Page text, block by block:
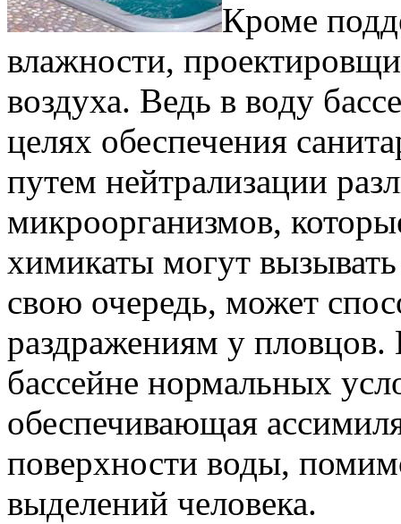
Кроме
влажности,
воздуха. Ведь в воду
целях обеспечения
путем нейтрализации
микроорганизмов,
химикаты могут вызывать
свою очередь, может
раздражениям у
бассейне нормальных
обеспечивающая
поверхности воды,
выделений человека.